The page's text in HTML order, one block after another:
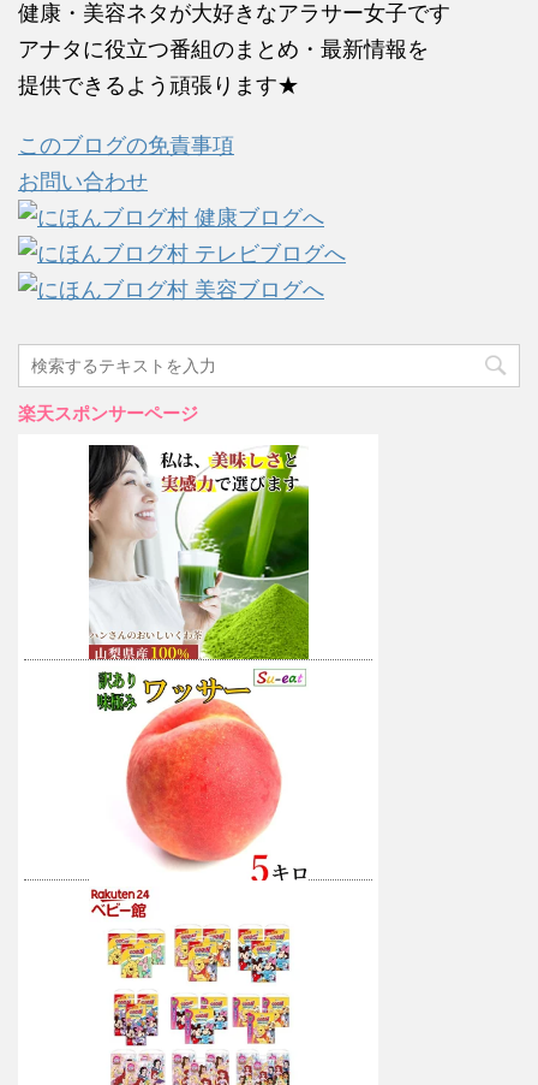
健康・美容ネタが大好きなアラサー女子です
アナタに役立つ番組のまとめ・最新情報を
提供できるよう頑張ります★
このブログの免責事項
お問い合わせ
楽天スポンサーページ